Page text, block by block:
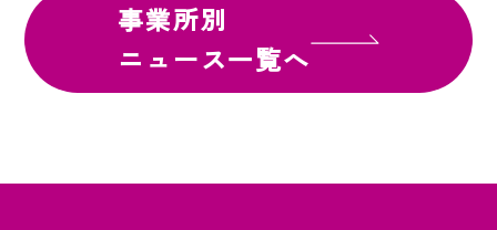
事業所別
ニュース一覧へ